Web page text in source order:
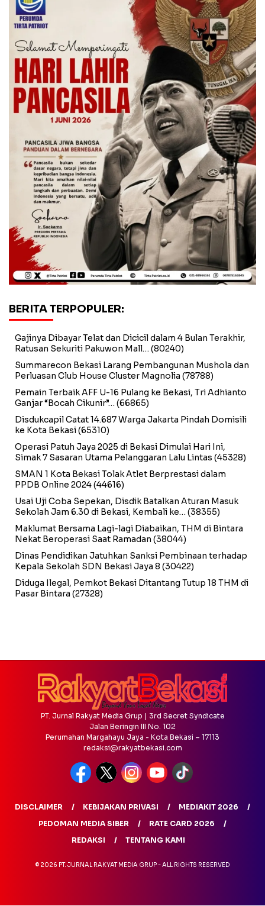
BERITA TERPOPULER:
Gajinya Dibayar Telat dan Dicicil dalam 4 Bulan Terakhir,
Ratusan Sekuriti Pakuwon Mall… (80240)
Summarecon Bekasi Larang Pembangunan Mushola dan
Perluasan Club House Cluster Magnolia (78788)
Pemain Terbaik AFF U-16 Pulang ke Bekasi, Tri Adhianto
Ganjar “Bocah Cikunir”… (66865)
Disdukcapil Catat 14.687 Warga Jakarta Pindah Domisili
ke Kota Bekasi(65310)
Operasi Patuh Jaya 2025 di Bekasi Dimulai Hari Ini,
Simak 7 Sasaran Utama Pelanggaran Lalu Lintas (45328)
SMAN 1 Kota Bekasi Tolak Atlet Berprestasi dalam
PPDB Online 2024(44616)
Usai Uji Coba Sepekan, Disdik Batalkan Aturan Masuk
Sekolah Jam 6.30 di Bekasi, Kembali ke… (38355)
Maklumat Bersama Lagi-lagi Diabaikan, THM di Bintara
Nekat Beroperasi Saat Ramadan (38044)
Dinas Pendidikan Jatuhkan Sanksi Pembinaan terhadap
Kepala Sekolah SDN Bekasi Jaya 8 (30422)
Diduga Ilegal, Pemkot Bekasi Ditantang Tutup 18 THM di
Pasar Bintara (27328)
PT. Jurnal Rakyat Media Grup | 3rd Secret Syndicate
Jalan Beringin III No. 102
Perumahan Margahayu Jaya - Kota Bekasi – 17113
redaksi@rakyatbekasi.com
DISCLAIMER KEBIJAKAN PRIVASI
MEDIAKIT 2026
PEDOMAN MEDIA SIBER
RATE CARD 2026
REDAKSI
TENTANG KAMI
© 2026 PT. JURNAL RAKYAT MEDIA GRUP - ALL RIGHTS RESERVED